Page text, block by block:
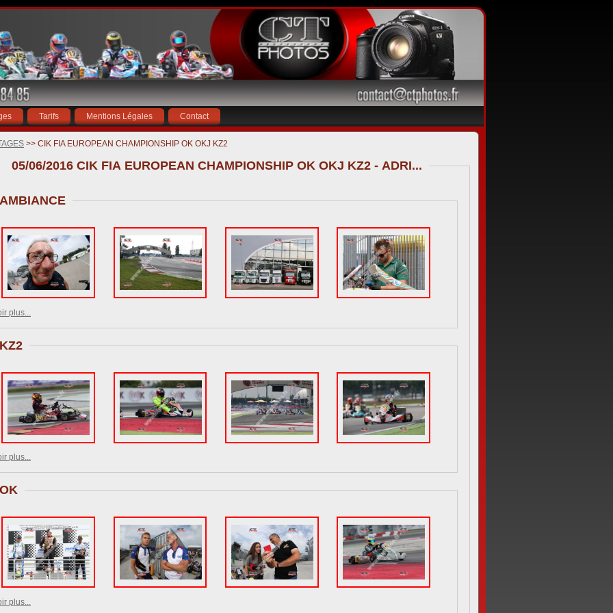
Tarifs Mentions Légales Contact
>> CIK FIA EUROPEAN CHAMPIONSHIP OK OKJ KZ2
05/06/2016 CIK FIA EUROPEAN CHAMPIONSHIP OK OKJ KZ2 - ADRI...
AMBIANCE
plus...
KZ2
plus...
OK
plus...